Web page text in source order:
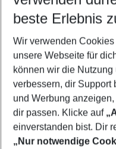
2 Erwachsene Keine
Mehr
beste Erlebnis
Wir verwenden
unsere Webseite für
können wir die Nutzung
verbessern, dir Support
und Werbung
dir passen. Klicke auf
einverstanden bist. Dir
„Nur notwendige